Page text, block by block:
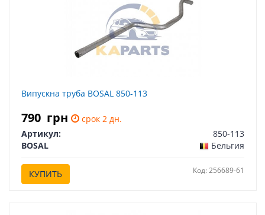
Випускна труба BOSAL 850-113
790 грн
срок 2 дн.
Артикул:
850-113
BOSAL
Бельгия
КУПИТЬ Код: 256689-61